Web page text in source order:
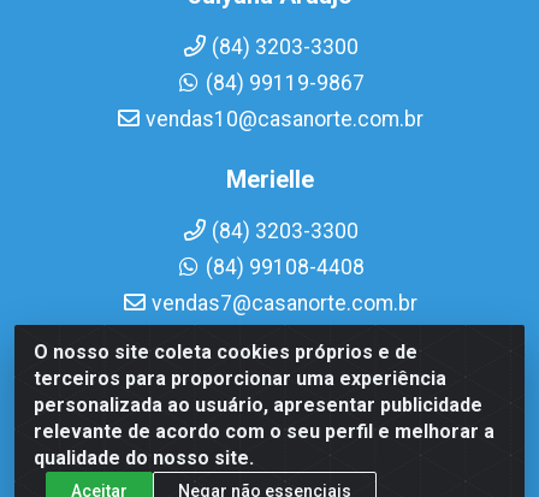
O nosso site coleta cookies próprios e de
terceiros para proporcionar uma experiência
personalizada ao usuário, apresentar publicidade
relevante de acordo com o seu perfil e melhorar a
qualidade do nosso site.
Aceitar Negar não essenciais
(84) 3203-3300
(84) 99119-9867
vendas10@casanorte.com.br
Merielle
(84) 3203-3300
(84) 99108-4408
vendas7@casanorte.com.br
Casa Norte LTDA - Av. Interventor Mário Câmara, 1815 -
Dix-Sept Rosado, Natal/RN - CEP 59054-600 - CNPJ
08.713.513/0001-51